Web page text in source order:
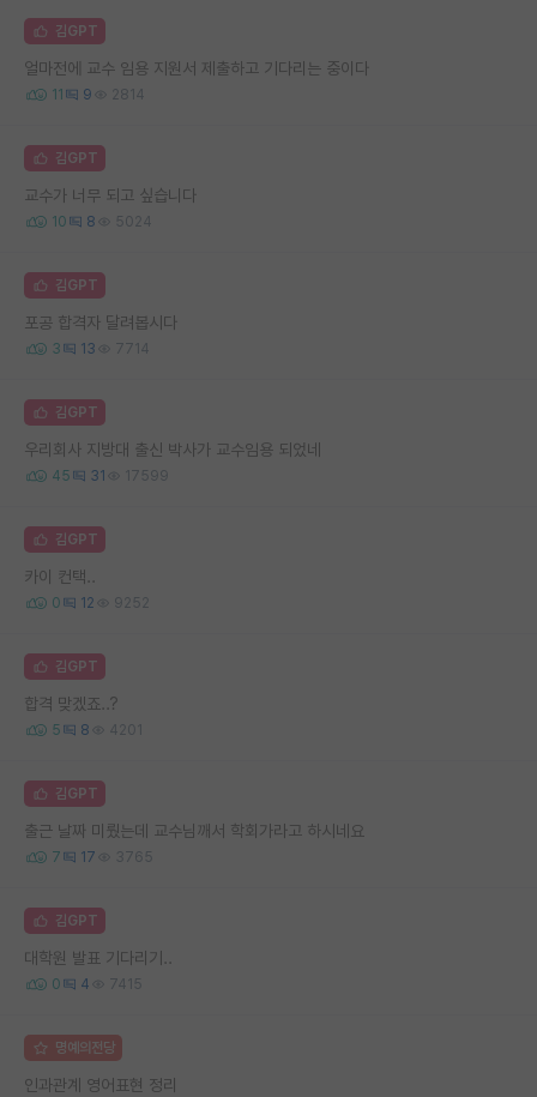
김GPT
얼마전에 교수 임용 지원서 제출하고 기다리는 중이다
11 9 2814
김GPT
교수가 너무 되고 싶습니다
10 8 5024
김GPT
포공 합격자 달려봅시다
3 13 7714
김GPT
우리회사 지방대 출신 박사가 교수임용 되었네
45 31 17599
김GPT
카이 컨택..
0 12 9252
김GPT
합격 맞겠죠..?
5 8 4201
김GPT
출근 날짜 미뤘는데 교수님깨서 학회가라고 하시네요
7 17 3765
김GPT
대학원 발표 기다리기..
0 4 7415
명예의전당
인과관계 영어표현 정리